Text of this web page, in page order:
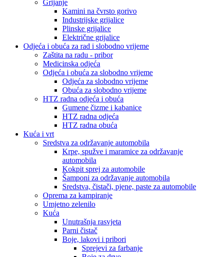
Grijanje
Kamini na čvrsto gorivo
Industrijske grijalice
Plinske grijalice
Električne grijalice
Odjeća i obuća za rad i slobodno vrijeme
Zaštita na radu - pribor
Medicinska odjeća
Odjeća i obuća za slobodno vrijeme
Odjeća za slobodno vrijeme
Obuća za slobodno vrijeme
HTZ radna odjeća i obuća
Gumene čizme i kabanice
HTZ radna odjeća
HTZ radna obuća
Kuća i vrt
Sredstva za održavanje automobila
Krpe, spužve i maramice za održavanje
automobila
Kokpit sprej za automobile
Šamponi za održavanje automobila
Sredstva, čistači, pjene, paste za automobile
Oprema za kampiranje
Umjetno zelenilo
Kuća
Unutrašnja rasvjeta
Parni čistač
Boje, lakovi i pribori
Sprejevi za farbanje